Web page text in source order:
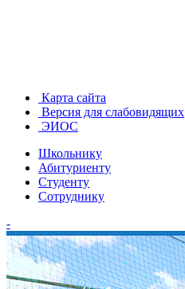
Карта сайта
Версия для слабовидящих
ЭИОС
Школьнику
Абитуриенту
Студенту
Сотруднику
-